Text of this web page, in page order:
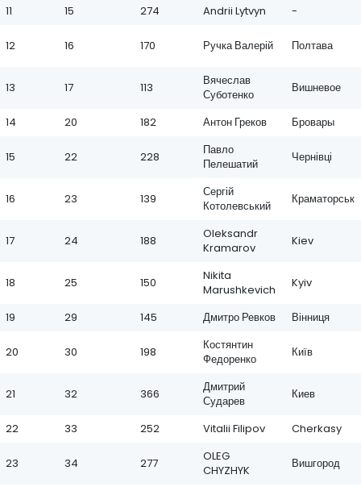
11 15 274 Andrii Lytvyn -
12 16 170 Ручка Валерій Полтава
13 17 113
Вячеслав
Суботенко
Вишневое
14 20 182 Антон Греков Бровары
15 22 228
Павло
Пелешатий
Чернівці
16 23 139
Сергій
Котолевський
Краматорськ
17 24 188
Oleksandr
Kramarov
Kiev
18 25 150
Nikita
Marushkevich
Kyiv
19 29 145 Дмитро Ревков Вінниця
20 30 198
Костянтин
Федоренко
Київ
21 32 366
Дмитрий
Сударев
Киев
22 33 252 Vitalii Filipov Cherkasy
23 34 277
OLEG
CHYZHYK
Вишгород